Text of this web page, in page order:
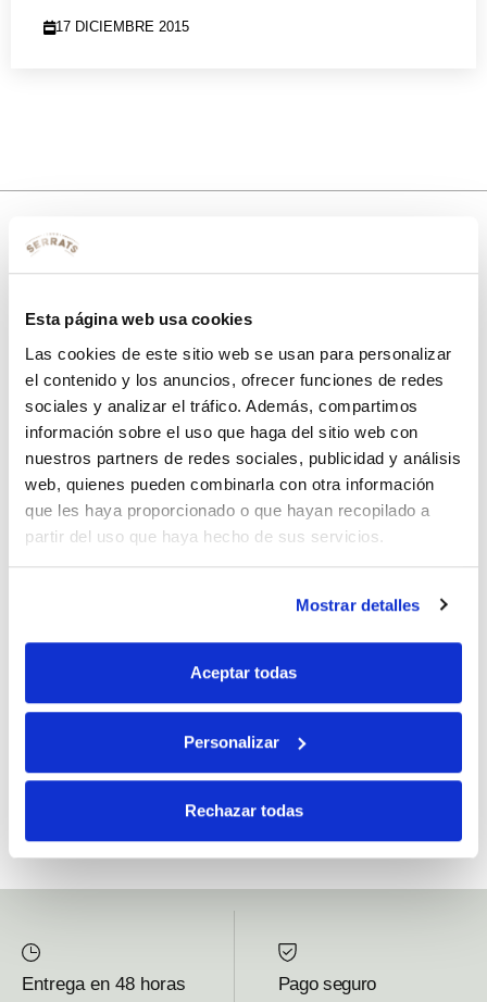
Esta página web usa cookies
Las cookies de este sitio web se usan para personalizar
el contenido y los anuncios, ofrecer funciones de redes
sociales y analizar el tráfico. Además, compartimos
información sobre el uso que haga del sitio web con
nuestros partners de redes sociales, publicidad y análisis
web, quienes pueden combinarla con otra información
que les haya proporcionado o que hayan recopilado a
partir del uso que haya hecho de sus servicios.
Mostrar detalles
Aceptar todas
Personalizar
Rechazar todas
17 DICIEMBRE 2015
10% de descuento
con tu primera compra.
Apúntate a nuestra newsletter para recibir nuestrasofertas
disfruta de un 10% de descuento en tu primera compra.
fines comerciales, legitimación: consentimiento, destinatarios: proveedor de
otros derechos, como se explica en la información adicional.
SUBSCRIBETE AHORA
Entrega en 48 horas Pago seguro